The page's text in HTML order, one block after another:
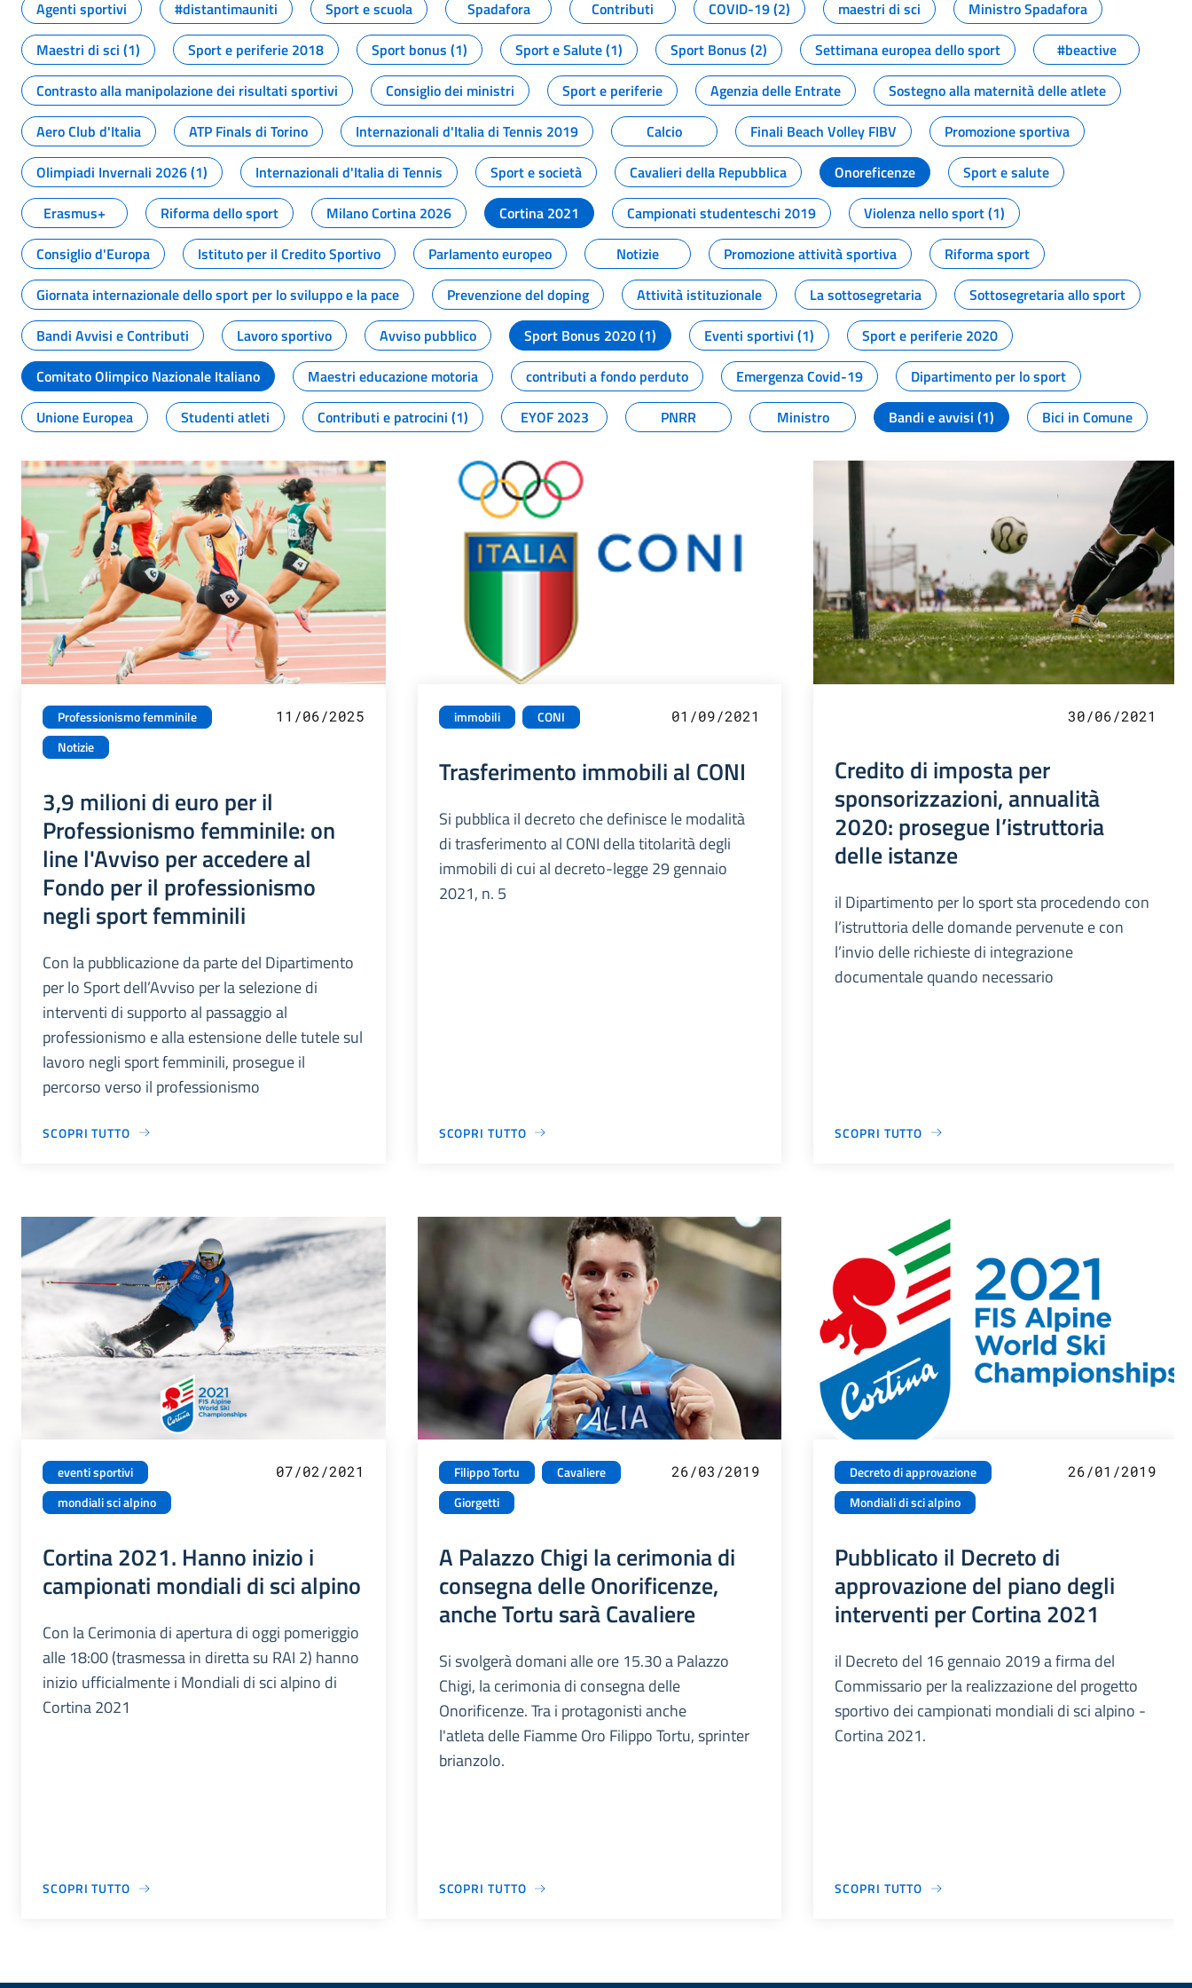
Agenti sportivi
#distantimauniti Sport e scuola Spadafora Contributi COVID-19 (2) maestri di sci
Ministro Spadafora
Maestri di sci (1)
Sport e periferie 2018 Sport bonus (1) Sport e Salute (1) Sport Bonus (2) Settimana europea dello sport
#beactive
Contrasto alla manipolazione dei risultati sportivi
Consiglio dei ministri Sport e periferie Agenzia delle Entrate
Sostegno alla maternità delle atlete
Aero Club d'Italia
ATP Finals di Torino Internazionali d'Italia di Tennis 2019 Calcio Finali Beach Volley FIBV
Promozione sportiva
Olimpiadi Invernali 2026 (1)
Internazionali d'Italia di Tennis Sport e società Cavalieri della Repubblica Onoreficenze
Sport e salute
Erasmus+
Riforma dello sport Milano Cortina 2026 Cortina 2021 Campionati studenteschi 2019
Violenza nello sport (1)
Consiglio d'Europa
Istituto per il Credito Sportivo Parlamento europeo Notizie Promozione attività sportiva
Riforma sport
Giornata internazionale dello sport per lo sviluppo e la pace
Prevenzione del doping Attività istituzionale La sottosegretaria
Sottosegretaria allo sport
Bandi Avvisi e Contributi
Lavoro sportivo Avviso pubblico Sport Bonus 2020 (1) Eventi sportivi (1)
Sport e periferie 2020
Comitato Olimpico Nazionale Italiano
Maestri educazione motoria contributi a fondo perduto Emergenza Covid-19
Dipartimento per lo sport
Unione Europea
Studenti atleti Contributi e patrocini (1) EYOF 2023 PNRR Ministro Bandi e avvisi (1) Bici in Comune
Professionismo femminile
Notizie
11/06/2025
3,9 milioni di euro per il
Professionismo femminile: on
line l'Avviso per accedere al
Fondo per il professionismo
negli sport femminili
Con la pubblicazione da parte del Dipartimento
per lo Sport dell’Avviso per la selezione di
interventi di supporto al passaggio al
professionismo e alla estensione delle tutele sul
lavoro negli sport femminili, prosegue il
percorso verso il professionismo
SCOPRI TUTTO
immobili CONI 01/09/2021
Trasferimento immobili al CONI
Si pubblica il decreto che definisce le modalità
di trasferimento al CONI della titolarità degli
immobili di cui al decreto-legge 29 gennaio
2021, n. 5
SCOPRI TUTTO
30/06/2021
Credito di imposta per
sponsorizzazioni, annualità
2020: prosegue l’istruttoria
delle istanze
il Dipartimento per lo sport sta procedendo con
l’istruttoria delle domande pervenute e con
l’invio delle richieste di integrazione
documentale quando necessario
SCOPRI TUTTO
eventi sportivi
mondiali sci alpino
07/02/2021
Cortina 2021. Hanno inizio i
campionati mondiali di sci alpino
Con la Cerimonia di apertura di oggi pomeriggio
alle 18:00 (trasmessa in diretta su RAI 2) hanno
inizio ufficialmente i Mondiali di sci alpino di
Cortina 2021
SCOPRI TUTTO
Filippo Tortu
Cavaliere
Giorgetti
26/03/2019
A Palazzo Chigi la cerimonia di
consegna delle Onorificenze,
anche Tortu sarà Cavaliere
Si svolgerà domani alle ore 15.30 a Palazzo
Chigi, la cerimonia di consegna delle
Onorificenze. Tra i protagonisti anche
l'atleta delle Fiamme Oro Filippo Tortu, sprinter
brianzolo.
SCOPRI TUTTO
Decreto di approvazione
Mondiali di sci alpino
26/01/2019
Pubblicato il Decreto di
approvazione del piano degli
interventi per Cortina 2021
il Decreto del 16 gennaio 2019 a firma del
Commissario per la realizzazione del progetto
sportivo dei campionati mondiali di sci alpino -
Cortina 2021.
SCOPRI TUTTO